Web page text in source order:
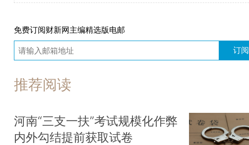
免费订阅财新网主编精选版电邮
订阅
推荐阅读
河南“三支一扶”考试规模化作弊
内外勾结提前获取试卷